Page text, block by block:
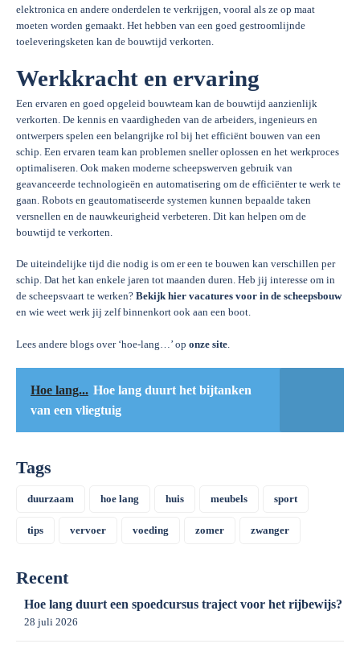
elektronica en andere onderdelen te verkrijgen, vooral als ze op maat
moeten worden gemaakt. Het hebben van een goed gestroomlijnde
toeleveringsketen kan de bouwtijd verkorten.
Werkkracht en ervaring
Een ervaren en goed opgeleid bouwteam kan de bouwtijd aanzienlijk
verkorten. De kennis en vaardigheden van de arbeiders, ingenieurs en
ontwerpers spelen een belangrijke rol bij het efficiënt bouwen van een
schip. Een ervaren team kan problemen sneller oplossen en het werkproces
optimaliseren. Ook maken moderne scheepswerven gebruik van
geavanceerde technologieën en automatisering om de efficiënter te werk te
gaan. Robots en geautomatiseerde systemen kunnen bepaalde taken
versnellen en de nauwkeurigheid verbeteren. Dit kan helpen om de
bouwtijd te verkorten.
De uiteindelijke tijd die nodig is om er een te bouwen kan verschillen per
schip. Dat het kan enkele jaren tot maanden duren. Heb jij interesse om in
de scheepsvaart te werken? Bekijk hier vacatures voor in de scheepsbouw
en wie weet werk jij zelf binnenkort ook aan een boot.
Lees andere blogs over ‘hoe-lang…’ op onze site
Hoe lang... Hoe lang duurt het bijtanken
van een vliegtuig
Tags
duurzaam hoe lang huis meubels sport
tips vervoer voeding zomer zwanger
Recent
Hoe lang duurt een spoedcursus traject voor het rijbewijs?
28 juli 2026